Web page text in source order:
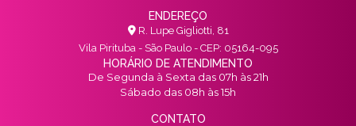
ENDEREÇO
R. Lupe Gigliotti, 81
Vila Pirituba - São Paulo - CEP: 05164-095
HORÁRIO DE ATENDIMENTO
De Segunda à Sexta das 07h às 21h
Sábado das 08h às 15h
CONTATO